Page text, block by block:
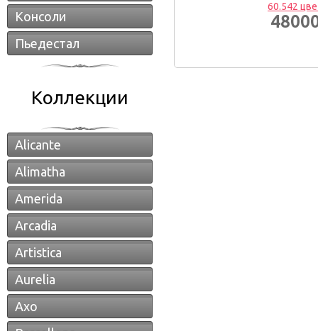
Консоли
Пьедестал
Коллекции
Alicante
Alimatha
Amerida
Arcadia
Artistica
Aurelia
Axo
60.542